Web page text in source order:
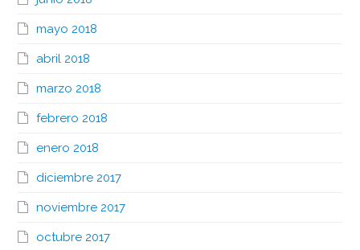
mayo 2018
abril 2018
marzo 2018
febrero 2018
enero 2018
diciembre 2017
noviembre 2017
octubre 2017